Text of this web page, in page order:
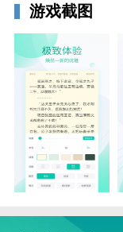
可随时阅读精彩
给用户超级棒的
而且可以一键打
软件优势：
为你打造一个最
给你更棒的电子
详细的，易于解
游戏截图